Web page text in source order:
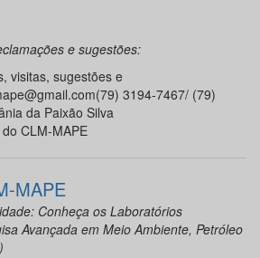
e sugestões:
visitas, sugestões e
3194-7467/ (79)
da Paixão Silva
CLM-MAPE
MAPE
Conheça os Laboratórios
Avançada em Meio Ambiente, Petróleo